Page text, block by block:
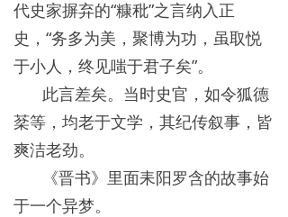
代史家摒弃的“糠秕”之言纳入正
史，“务多为美，聚博为功，虽取悦
于小人，终见嗤于君子矣”。
此言差矣。当时史官，如令狐德
棻等，均老于文学，其纪传叙事，皆
爽洁老劲。
《晋书》里面耒阳罗含的故事始
于一个异梦。